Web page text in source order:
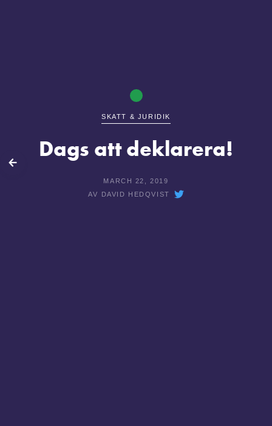
SKATT & JURIDIK
Dags att deklarera!
MARCH 22, 2019
AV
DAVID HEDQVIST